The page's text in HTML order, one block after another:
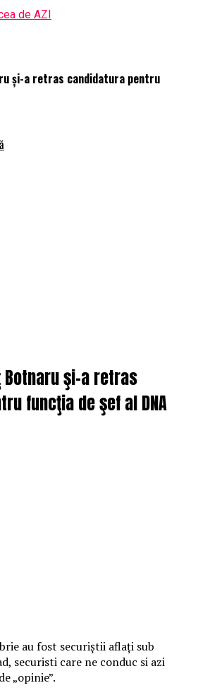
şi-a retras candidatura pentru
şi-a retras
funcţia de şef al DNA
au fost securiștii aflați sub
securisti care ne conduc si azi
„opinie”.